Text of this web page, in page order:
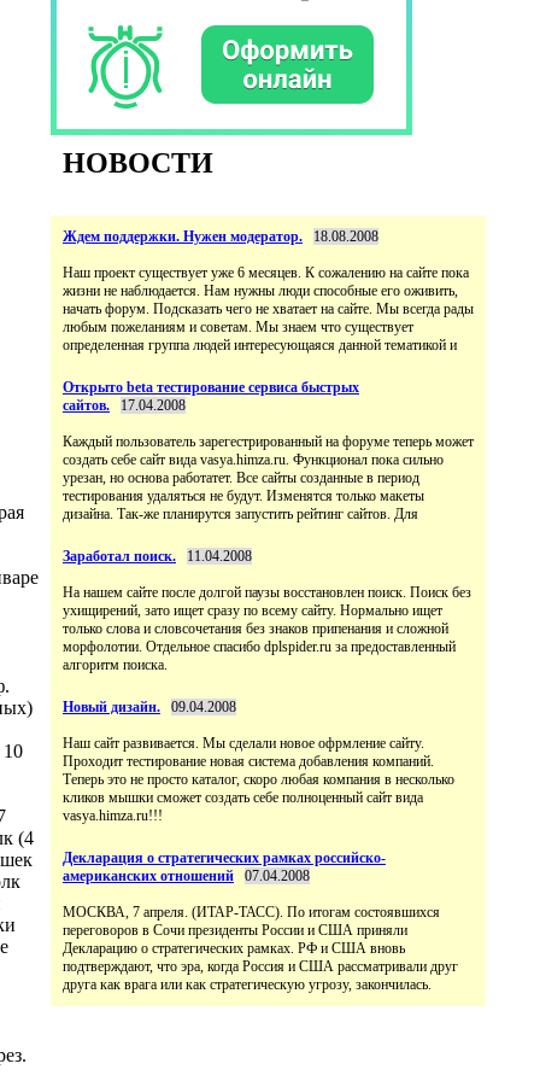
10
(4
НОВОСТИ
Ждем поддержки. Нужен модератор. 18.08.2008
Наш проект существует уже 6 месяцев. К сожалению на сайте пока
жизни не наблюдается. Нам нужны люди способные его оживить,
начать форум. Подсказать чего не хватает на сайте. Мы всегда рады
любым пожеланиям и советам. Мы знаем что существует
определенная группа людей интересующаяся данной тематикой и
Открыто beta тестирование сервиса быстрых
сайтов.
17.04.2008
Каждый пользователь зарегестрированный на форуме теперь может
создать себе сайт вида vasya.himza.ru. Функционал пока сильно
урезан, но основа работатет. Все сайты созданные в период
тестирования удаляться не будут. Изменятся только макеты
дизайна. Так-же планирутся запустить рейтинг сайтов. Для
Заработал поиск. 11.04.2008
На нашем сайте после долгой паузы восстановлен поиск. Поиск без
ухищирений, зато ищет сразу по всему сайту. Нормально ищет
только слова и словсочетания без знаков припенания и сложной
морфолотии. Отдельное спасибо dplspider.ru за предоставленный
алгоритм поиска.
Новый дизайн. 09.04.2008
Наш сайт развивается. Мы сделали новое офрмление сайту.
Проходит тестирование новая система добавления компаний.
Теперь это не просто каталог, скоро любая компания в несколько
кликов мышки сможет создать себе полноценный сайт вида
vasya.himza.ru!!!
Декларация о стратегических рамках российско-
американских отношений
07.04.2008
МОСКВА, 7 апреля. (ИТАР-ТАСС). По итогам состоявшихся
переговоров в Сочи президенты России и США приняли
Декларацию о стратегических рамках. РФ и США вновь
подтверждают, что эра, когда Россия и США рассматривали друг
друга как врага или как стратегическую угрозу, закончилась.